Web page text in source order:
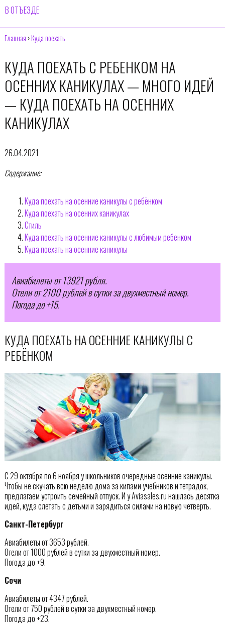
В ОТЪЕЗДЕ
Главная ›Куда поехать
КУДА ПОЕХАТЬ С РЕБЕНКОМ НА
ОСЕННИХ КАНИКУЛАХ — МНОГО ИДЕЙ
— КУДА ПОЕХАТЬ НА ОСЕННИХ
КАНИКУЛАХ
26.04.2021
Содержание:
Куда поехать на осенние каникулы с ребёнком
Куда поехать на осенних каникулах
Стиль
Куда поехать на осенние каникулы с любимым ребенком
Куда поехать на осенние каникулы
Авиабилеты от 13921 рубля.
Отели от 2100 рублей в сутки за двухместный номер.
Погода до +15.
КУДА ПОЕХАТЬ НА ОСЕННИЕ КАНИКУЛЫ С
РЕБЁНКОМ
С 29 октября по 6 ноября у школьников очередные осенние каникулы.
Чтобы не скучать всю неделю дома за кипами учебников и тетрадок,
предлагаем устроить семейный отпуск. И у Aviasales.ru нашлась десятка
идей, куда слетать с детьми и зарядиться силами на новую четверть.
Санкт-Петербург
Авиабилеты от 3653 рублей.
Отели от 1000 рублей в сутки за двухместный номер.
Погода до +9.
Сочи
Авиабилеты от 4347 рублей.
Отели от 750 рублей в сутки за двухместный номер.
Погода до +23.